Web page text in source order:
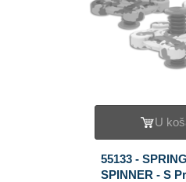
U
55133 -
SPINNER - S